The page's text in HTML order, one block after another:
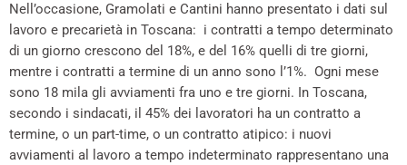
Nell’occasione, Gramolati e Cantini hanno presentato i dati sul
lavoro e precarietà in Toscana: i contratti a tempo determinato
di un giorno crescono del 18%, e del 16% quelli di tre giorni,
mentre i contratti a termine di un anno sono l’1%. Ogni mese
sono 18 mila gli avviamenti fra uno e tre giorni. In Toscana,
secondo i sindacati, il 45% dei lavoratori ha un contratto a
termine, o un part-time, o un contratto atipico: i nuovi
avviamenti al lavoro a tempo indeterminato rappresentano una